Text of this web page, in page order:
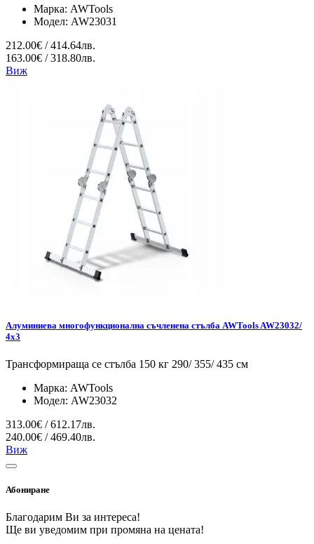
Марка: AWTools
Модел: AW23031
212.00€ / 414.64лв.
163.00€ / 318.80лв.
Виж
Алуминиева многофункционална съчленена стълба AWTools AW23032/
4x3
Трансформираща се стълба 150 кг 290/ 355/ 435 см
Марка: AWTools
Модел: AW23032
313.00€ / 612.17лв.
240.00€ / 469.40лв.
Виж
Абониране
Благодарим Ви за интереса!
Ще ви уведомим при промяна на цената!